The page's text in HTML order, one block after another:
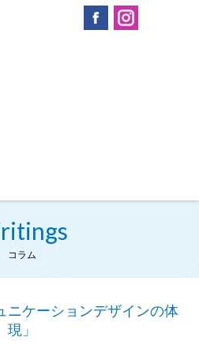
コラム
ニケーションデザインの体
現」